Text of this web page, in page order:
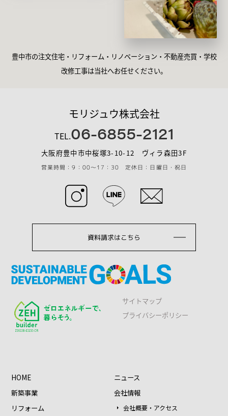
豊中市の注文住宅・リフォーム・リノベーション・不動産売買・学校
改修工事は当社へお任せください。
モリジュウ株式会社
TEL.06-6855-2121
大阪府豊中市中桜塚3-10-12 ヴィラ森田3F
営業時間：9：00～17：30 定休日：日曜日・祝日
資料請求はこちら
サイトマップ
プライバシーポリシー
HOME
新築事業
リフォーム
ニュース
会社情報
会社概要・アクセス